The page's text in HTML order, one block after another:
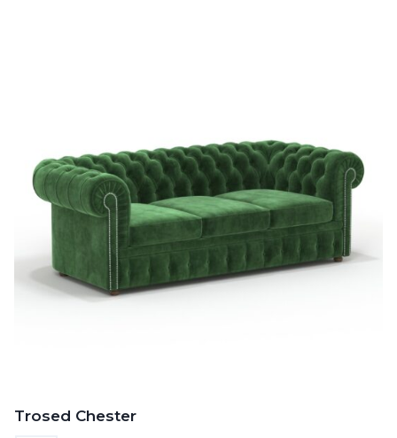
Trosed Chester